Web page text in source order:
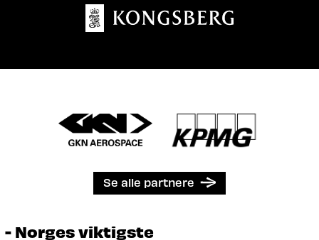
Se alle partnere
- Norges viktigste